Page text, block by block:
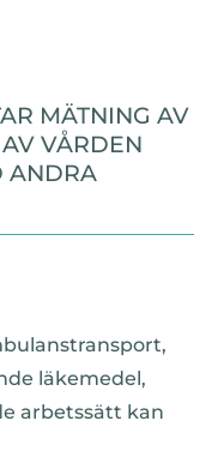
MÄTNING AV
VÅRDEN
ANDRA
läkemedel,
arbetssätt kan